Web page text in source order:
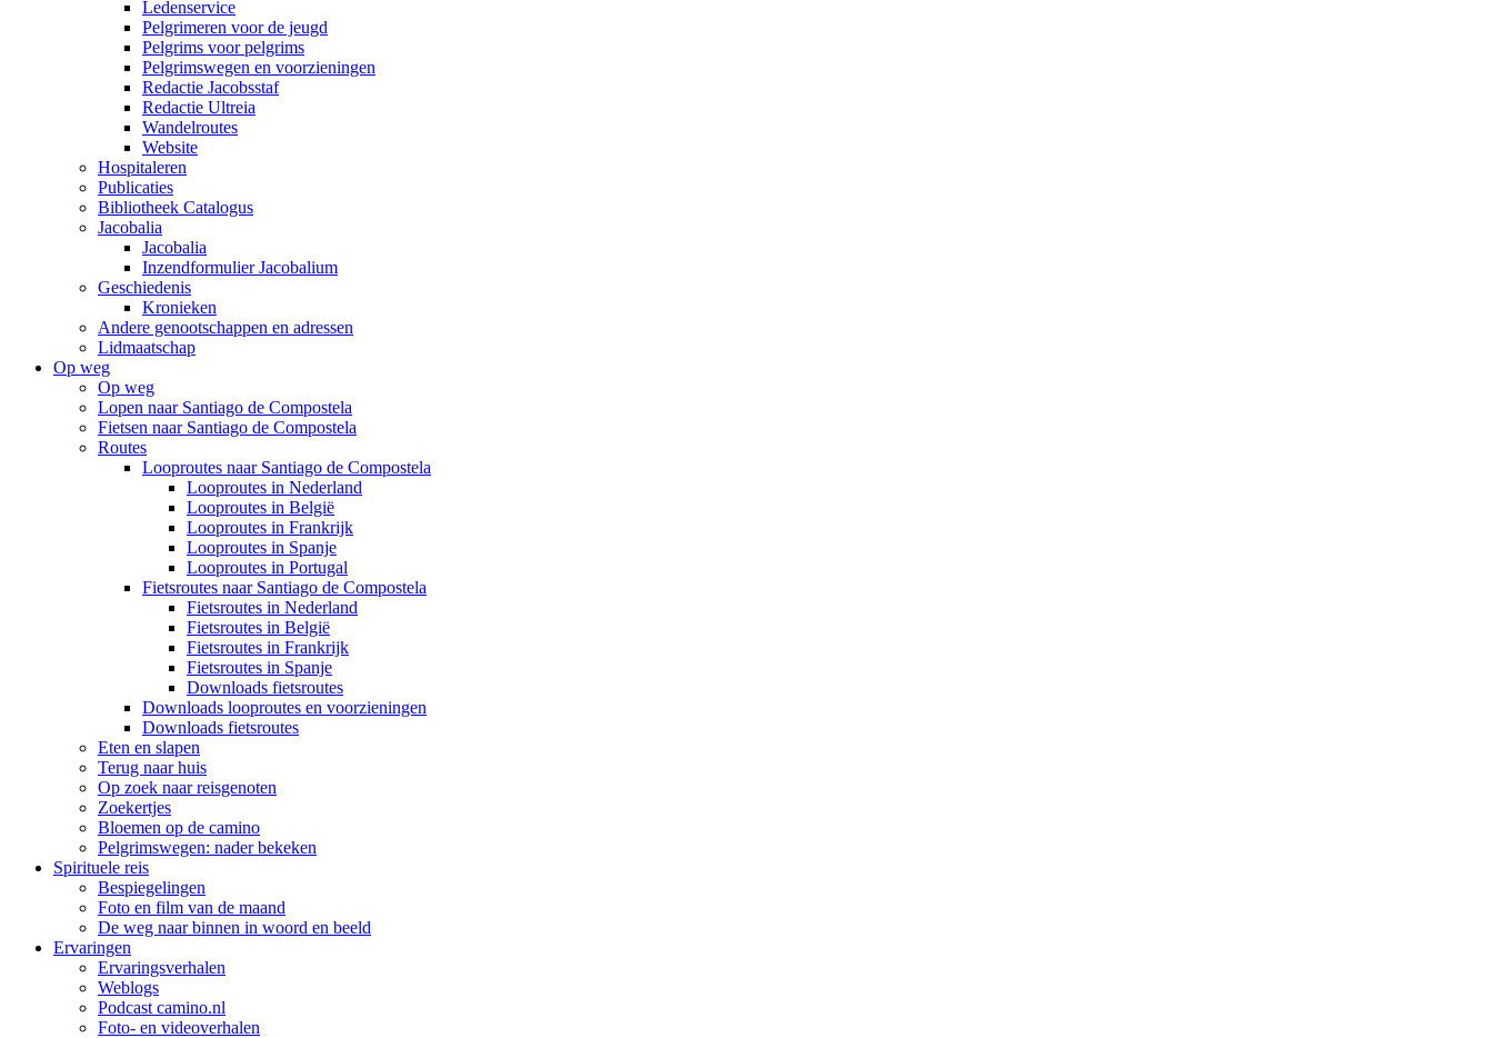
Ledenservice
Pelgrimeren voor de jeugd
Pelgrims voor pelgrims
Pelgrimswegen en voorzieningen
Redactie Jacobsstaf
Redactie Ultreia
Wandelroutes
Website
Hospitaleren
Publicaties
Bibliotheek Catalogus
Jacobalia
Jacobalia
Inzendformulier Jacobalium
Geschiedenis
Kronieken
Andere genootschappen en adressen
Lidmaatschap
Op weg
Op weg
Lopen naar Santiago de Compostela
Fietsen naar Santiago de Compostela
Routes
Looproutes naar Santiago de Compostela
Looproutes in Nederland
Looproutes in België
Looproutes in Frankrijk
Looproutes in Spanje
Looproutes in Portugal
Fietsroutes naar Santiago de Compostela
Fietsroutes in Nederland
Fietsroutes in België
Fietsroutes in Frankrijk
Fietsroutes in Spanje
Downloads fietsroutes
Downloads looproutes en voorzieningen
Downloads fietsroutes
Eten en slapen
Terug naar huis
Op zoek naar reisgenoten
Zoekertjes
Bloemen op de camino
Pelgrimswegen: nader bekeken
Spirituele reis
Bespiegelingen
Foto en film van de maand
De weg naar binnen in woord en beeld
Ervaringen
Ervaringsverhalen
Weblogs
Podcast camino.nl
Foto- en videoverhalen